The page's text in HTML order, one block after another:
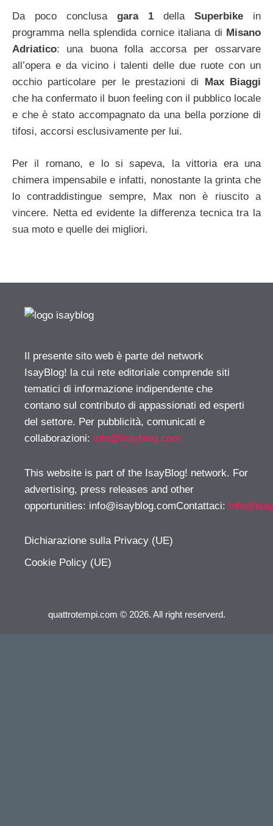
Da poco conclusa gara 1 della Superbike in
programma nella splendida cornice italiana di Misano
Adriatico: una buona folla accorsa per ossarvare
all’opera e da vicino i talenti delle due ruote con un
occhio particolare per le prestazioni di
Max Biaggi
che ha confermato il buon feeling con il pubblico locale
e che è stato accompagnato da una bella porzione di
tifosi, accorsi esclusivamente per lui.
Per il romano, e lo si sapeva, la vittoria era una
chimera impensabile e infatti, nonostante la grinta che
lo contraddistingue sempre, Max non è riuscito a
vincere. Netta ed evidente la differenza tecnica tra la
sua moto e quelle dei migliori.
Il presente sito web è parte del network
IsayBlog! la cui rete editoriale comprende siti
tematici di informazione indipendente che
contano sul contributo di appassionati ed esperti
del settore. Per pubblicità, comunicati e
collaborazioni: info@isayblog.com
This website is part of the IsayBlog! network. For
advertising, press releases and other
opportunities: info@isayblog.comContattaci:
Dichiarazione sulla Privacy (UE)
Cookie Policy (UE)
quattrotempi.com © 2026. All right reserverd.